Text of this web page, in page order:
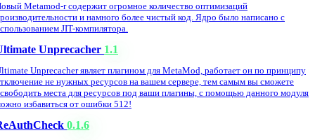
Metamod-r содержит огромное количество оптимизаций
и намного более чистый код. Ядро было написано с
JIT-компилятора.
Unprecacher 1.1
Unprecacher являет плагином для MetaMod, работает он по принципу
не нужных ресурсов на вашем сервере, тем самым вы сможете
места для ресурсов под ваши плагины, с помощью данного модуля
избавиться от ошибки 512!
0.1.6